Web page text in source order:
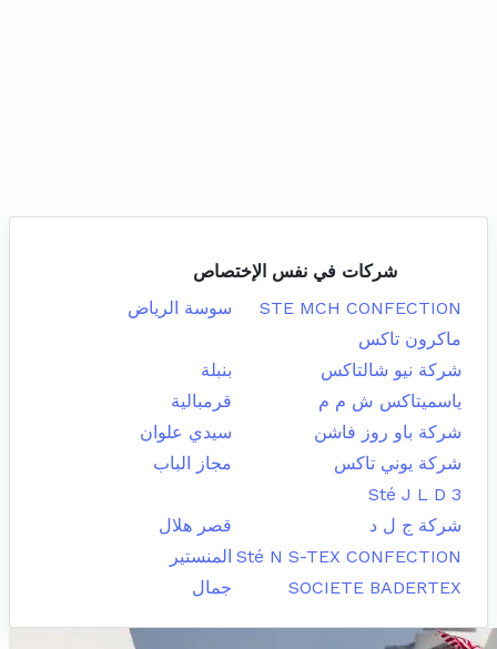
شركات في نفس الإختصاص
STE MCH CONFECTION
سوسة الرياض
ماكرون تاكس
شركة نيو شالتاكس
بنبلة
ياسميتاكس ش م م
قرمبالية
شركة باو روز فاشن
سيدي علوان
شركة يوني تاكس
مجاز الباب
Sté J L D 3
شركة ج ل د
قصر هلال
Sté N S-TEX CONFECTION المنستير
SOCIETE BADERTEX
جمال